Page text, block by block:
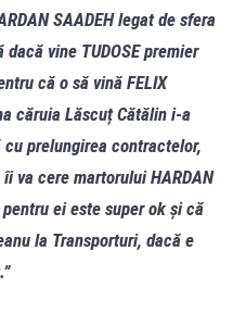
SAADEH legat de sfera
vine TUDOSE premier
că o să vină FELIX
căruia Lăscuț Cătălin i-a
prelungirea contractelor,
va cere martorului HARDAN
ei este super ok și că
la Transporturi, dacă e